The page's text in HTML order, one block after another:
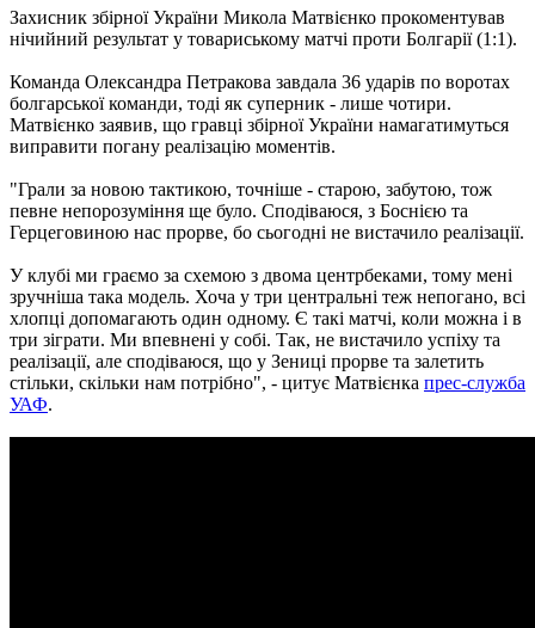
Захисник збірної України Микола Матвієнко прокоментував
нічийний результат у товариському матчі проти Болгарії (1:1).
Команда Олександра Петракова завдала 36 ударів по воротах
болгарської команди, тоді як суперник - лише чотири.
Матвієнко заявив, що гравці збірної України намагатимуться
виправити погану реалізацію моментів.
"Грали за новою тактикою, точніше - старою, забутою, тож
певне непорозуміння ще було. Сподіваюся, з Боснією та
Герцеговиною нас прорве, бо сьогодні не вистачило реалізації.
У клубі ми граємо за схемою з двома центрбеками, тому мені
зручніша така модель. Хоча у три центральні теж непогано, всі
хлопці допомагають один одному. Є такі матчі, коли можна і в
три зіграти. Ми впевнені у собі. Так, не вистачило успіху та
реалізації, але сподіваюся, що у Зениці прорве та залетить
стільки, скільки нам потрібно", - цитує Матвієнка прес-служба
УАФ.